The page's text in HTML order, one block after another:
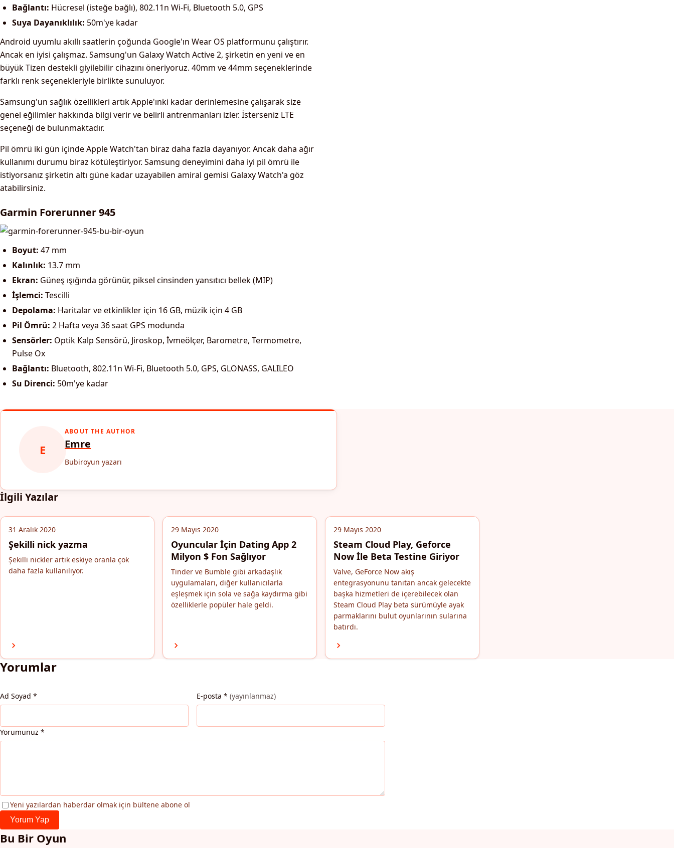
Bağlantı: Hücresel (isteğe bağlı), 802.11n Wi-Fi, Bluetooth 5.0, GPS
Suya Dayanıklılık: 50m'ye kadar
Android uyumlu akıllı saatlerin çoğunda Google'ın Wear OS platformunu çalıştırır.
Ancak en iyisi çalışmaz. Samsung'un Galaxy Watch Active 2, şirketin en yeni ve en
büyük Tizen destekli giyilebilir cihazını öneriyoruz. 40mm ve 44mm seçeneklerinde
farklı renk seçenekleriyle birlikte sunuluyor.
Samsung'un sağlık özellikleri artık Apple'ınki kadar derinlemesine çalışarak size
genel eğilimler hakkında bilgi verir ve belirli antrenmanları izler. İsterseniz LTE
seçeneği de bulunmaktadır.
Pil ömrü iki gün içinde Apple Watch'tan biraz daha fazla dayanıyor. Ancak daha ağır
kullanımı durumu biraz kötüleştiriyor. Samsung deneyimini daha iyi pil ömrü ile
istiyorsanız şirketin altı güne kadar uzayabilen amiral gemisi Galaxy Watch'a göz
atabilirsiniz.
Garmin Forerunner 945
Boyut: 47 mm
Kalınlık: 13.7 mm
Ekran: Güneş ışığında görünür, piksel cinsinden yansıtıcı bellek (MIP)
İşlemci: Tescilli
Depolama: Haritalar ve etkinlikler için 16 GB, müzik için 4 GB
Pil Ömrü: 2 Hafta veya 36 saat GPS modunda
Sensörler: Optik Kalp Sensörü, Jiroskop, İvmeölçer, Barometre, Termometre,
Pulse Ox
Bağlantı: Bluetooth, 802.11n Wi-Fi, Bluetooth 5.0, GPS, GLONASS, GALILEO
Su Direnci: 50m'ye kadar
E
ABOUT THE AUTHOR
Emre
Bubiroyun yazarı
İlgili Yazılar
31 Aralık 2020
Şekilli nick yazma
Şekilli nickler artık eskiye oranla çok
daha fazla kullanılıyor.
29 Mayıs 2020
Oyuncular İçin Dating App 2
Milyon $ Fon Sağlıyor
Tinder ve Bumble gibi arkadaşlık
uygulamaları, diğer kullanıcılarla
eşleşmek için sola ve sağa kaydırma gibi
özelliklerle popüler hale geldi.
29 Mayıs 2020
Steam Cloud Play, Geforce
Now İle Beta Testine Giriyor
Valve, GeForce Now akış
entegrasyonunu tanıtan ancak gelecekte
başka hizmetleri de içerebilecek olan
Steam Cloud Play beta sürümüyle ayak
parmaklarını bulut oyunlarının sularına
batırdı.
Yorumlar
Ad Soyad * E-posta * (yayınlanmaz)
Yorumunuz *
Yeni yazılardan haberdar olmak için bültene abone ol
Yorum Yap
Bu Bir Oyun